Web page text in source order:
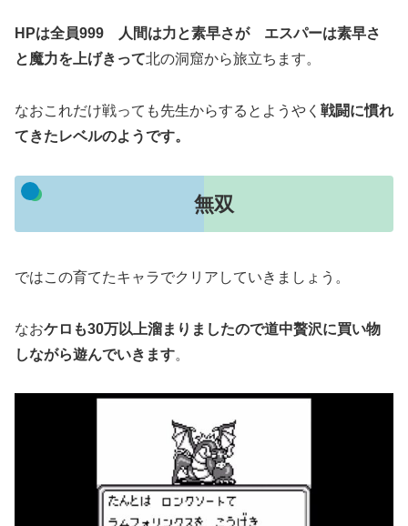
HPは全員999 人間は力と素早さが エスパーは素早さ
と魔力を上げきって北の洞窟から旅立ちます。
なおこれだけ戦っても先生からするとようやく 戦闘に慣れ
てきたレベルのようです。
無双
ではこの育てたキャラでクリアしていきましょう。
なおケロも30万以上溜まりましたので道中贅沢に買い物
しながら遊んでいきます。